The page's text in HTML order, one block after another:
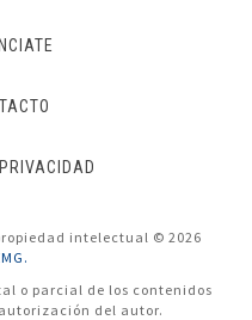
intelectual © 2026
o parcial de los contenidos
del autor.